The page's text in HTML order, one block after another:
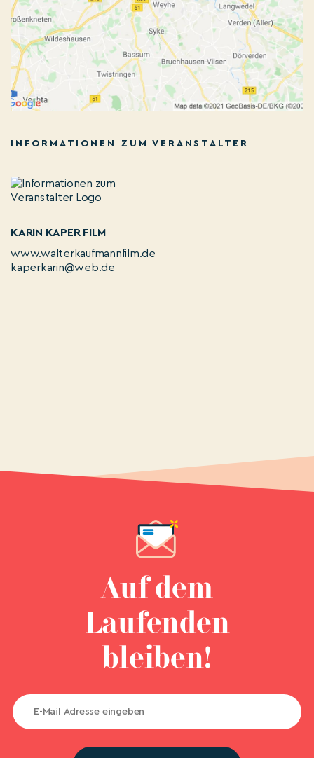
INFORMATIONEN ZUM VERANSTALTER
KARIN KAPER FILM
www.walterkaufmannfilm.de
kaperkarin@web.de
Auf dem
Laufenden
bleiben!